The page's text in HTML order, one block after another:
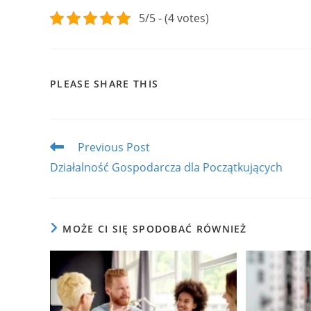
5/5 - (4 votes)
PLEASE SHARE THIS
Read
more
articles
Previous Post
Działalność Gospodarcza dla Początkujących
MOŻE CI SIĘ SPODOBAĆ RÓWNIEŻ